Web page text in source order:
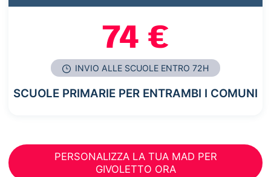
74 €
INVIO ALLE SCUOLE ENTRO 72H
SCUOLE PRIMARIE PER ENTRAMBI I COMUNI
PERSONALIZZA LA TUA MAD PER
GIVOLETTO ORA